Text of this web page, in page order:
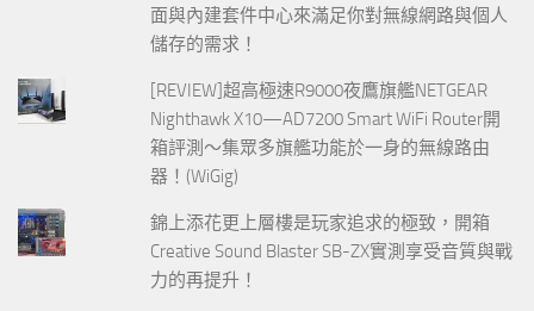
面與內建套件中心來滿足你對無線網路與個人
儲存的需求！
[REVIEW]超高極速R9000夜鷹旗艦NETGEAR
Nighthawk X10—AD7200 Smart WiFi Router開
箱評測～集眾多旗艦功能於一身的無線路由
器！(WiGig)
錦上添花更上層樓是玩家追求的極致，開箱
Creative Sound Blaster SB-ZX實測享受音質與戰
力的再提升！